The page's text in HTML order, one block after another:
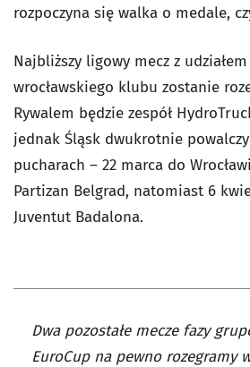
rozpoczyna się walka o medale,
Najbliższy ligowy mecz z
wrocławskiego klubu zostanie
Rywalem będzie zespół
jednak Śląsk dwukrotnie
pucharach – 22 marca do
Partizan Belgrad, natomiast 6
Juventut Badalona.
Dwa pozostałe mecze fazy
EuroCup na pewno rozegramy